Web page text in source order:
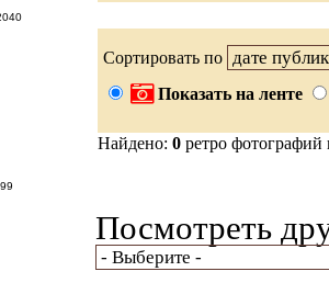
Сортировать по
Показать на ленте
Найдено: 0 ретро
Посмотреть